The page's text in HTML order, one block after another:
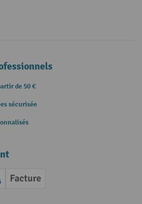
de 50 €
sécurisée
(Visa)
Facture